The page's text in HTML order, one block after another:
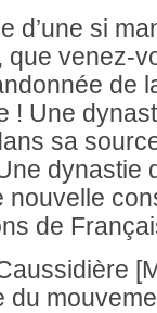
d’une si
que venez-
de
! Une
sa
dynastie
nouvelle
de
du